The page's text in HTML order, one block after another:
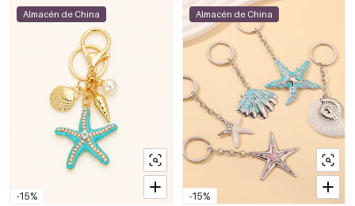
-15%
Almacén de China
-15%
Almacén de China